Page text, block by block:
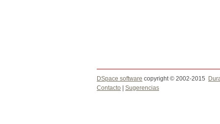
DSpace software copyright © 2002-2015
Contacto
Sugerencias